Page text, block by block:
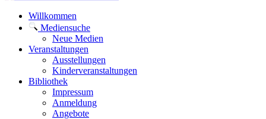
Willkommen
Mediensuche
Neue Medien
Veranstaltungen
Ausstellungen
Kinderveranstaltungen
Bibliothek
Impressum
Anmeldung
Angebote